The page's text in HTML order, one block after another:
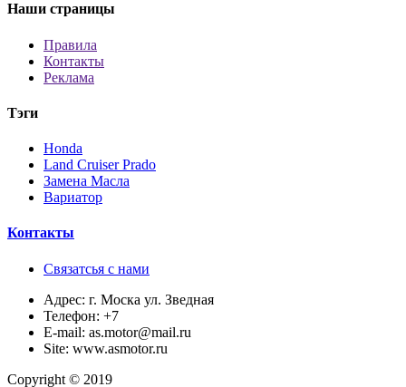
Наши страницы
Правила
Контакты
Реклама
Тэги
Honda
Land Cruiser Prado
Замена Масла
Вариатор
Контакты
Связатсья с нами
Адрес: г. Моска ул. Зведная
Телефон: +7
E-mail: as.motor@mail.ru
Site: www.asmotor.ru
Copyright © 2019